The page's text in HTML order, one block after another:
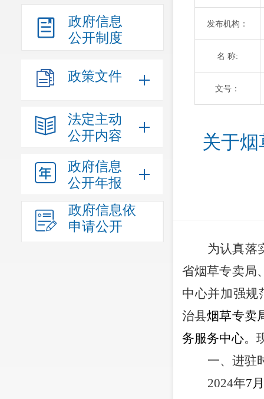
政府信息
公开制度
政策文件
法定主动
公开内容
政府信息
公开年报
政府信息依
申请公开
发布机构：
名 称:
文号：
关于
为认真落
省烟草专卖局
中心并加强规
治县烟草专卖
务服务中心。
一、进驻
2024年7